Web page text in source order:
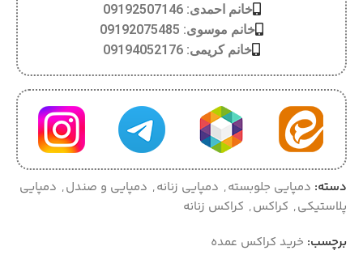
خانم احمدی: 09192507146
خانم موسوی: 09192075485
خانم کریمی: 09194052176
دسته: دمپایی جلوبسته, دمپایی زنانه, دمپایی و صندل, دمپایی
پلاستیکی, کراکس, کراکس زنانه
برچسب: خرید کراکس عمده